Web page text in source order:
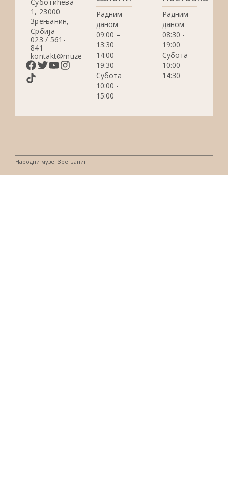
1, 23000
Зрењанин,
Србија
023 / 561-
841
kontakt@muzejzrenjanin.org.rs
Радним
даном
09:00 –
13:30
14:00 –
19:30
Субота
10:00 -
15:00
Радним
даном
08:30 -
19:00
Субота
10:00 -
14:30
Народни музеј Зрењанин